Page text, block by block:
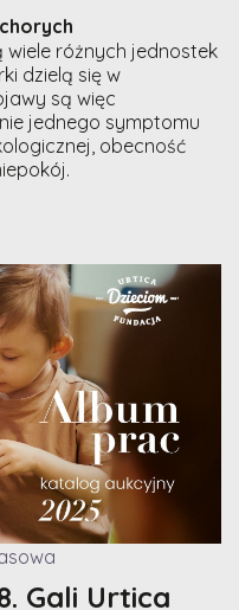
różnych jednostek
dzielą się w
są więc
jednego symptomu
obecność
Gali Urtica